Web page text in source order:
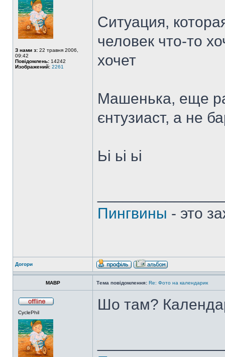
З нами з: 22 травня 2006,
09:42
Повідомлень: 14242
Изображений: 2261
Ситуация,
человек что-то
хочет
Машенька, еще
єнтузиаст, а не
Ьі ьі ьі
Пингвины - это
Догори
MABP Тема повідомлення: Re: Фото на календарик
CyclePhil Шо там?